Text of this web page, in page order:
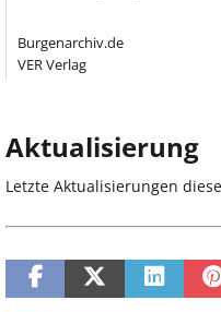
Burgenarchiv.de
VER Verlag
Aktualisierung
Letzte Aktualisierungen